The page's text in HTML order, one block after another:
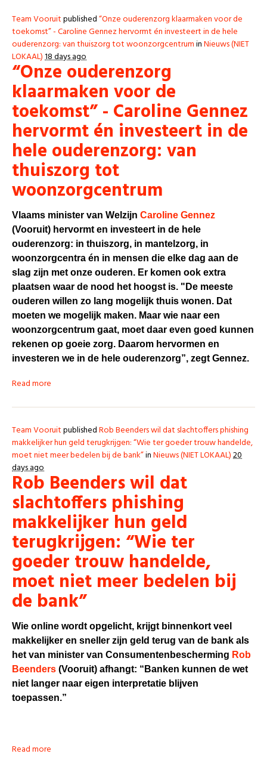
Team Vooruitpublished“Onze ouderenzorg klaarmaken voor de
toekomst” - Caroline Gennez hervormt én investeert in de hele
ouderenzorg: van thuiszorg tot woonzorgcentruminNieuws (NIET
LOKAAL)18 days ago
“Onze ouderenzorg
klaarmaken voor de
toekomst” - Caroline Gennez
hervormt én investeert in de
hele ouderenzorg: van
thuiszorg tot
woonzorgcentrum
Vlaams minister van Welzijn Caroline Gennez
(Vooruit) hervormt en investeert in de hele
ouderenzorg: in thuiszorg, in mantelzorg, in
woonzorgcentra én in mensen die elke dag aan de
slag zijn met onze ouderen. Er komen ook extra
plaatsen waar de nood het hoogst is. "De meeste
ouderen willen zo lang mogelijk thuis wonen. Dat
moeten we mogelijk maken. Maar wie naar een
woonzorgcentrum gaat, moet daar even goed kunnen
rekenen op goeie zorg. Daarom hervormen en
investeren we in de hele ouderenzorg”, zegt Gennez.
Read more
Team VooruitpublishedRob Beenders wil dat slachtoffers phishing
makkelijker hun geld terugkrijgen: “Wie ter goeder trouw handelde,
moet niet meer bedelen bij de bank”inNieuws (NIET LOKAAL)20
days ago
Rob Beenders wil dat
slachtoffers phishing
makkelijker hun geld
terugkrijgen: “Wie ter
goeder trouw handelde,
moet niet meer bedelen bij
de bank”
Wie online wordt opgelicht, krijgt binnenkort veel
makkelijker en sneller zijn geld terug van de bank als
het van minister van Consumentenbescherming Rob
Beenders (Vooruit) afhangt: “Banken kunnen de wet
niet langer naar eigen interpretatie blijven
toepassen.”
Read more